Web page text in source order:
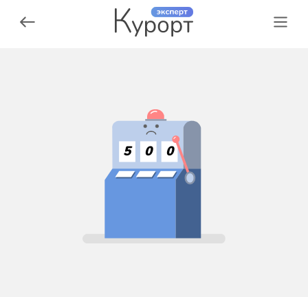
5 0 0